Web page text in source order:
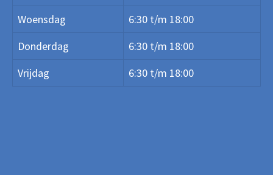
Woensdag
6:30 t/m 18:00
Donderdag
6:30 t/m 18:00
Vrijdag
6:30 t/m 18:00